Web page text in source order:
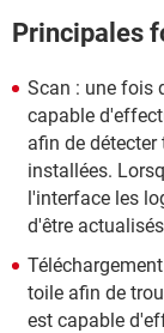
Principales
Scan : une fois
capable
afin de
installées.
l'interface les
d'être
toile afin de
est capable